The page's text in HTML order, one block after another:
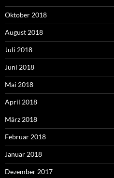
Oktober 2018
August 2018
Juli 2018
Juni 2018
Mai 2018
April 2018
März 2018
Februar 2018
Januar 2018
Dezember 2017